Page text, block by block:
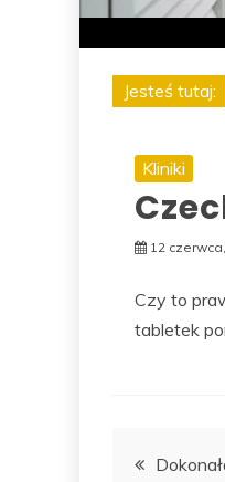
Jesteś tutaj:
Kliniki
12
Czy to
tabletek